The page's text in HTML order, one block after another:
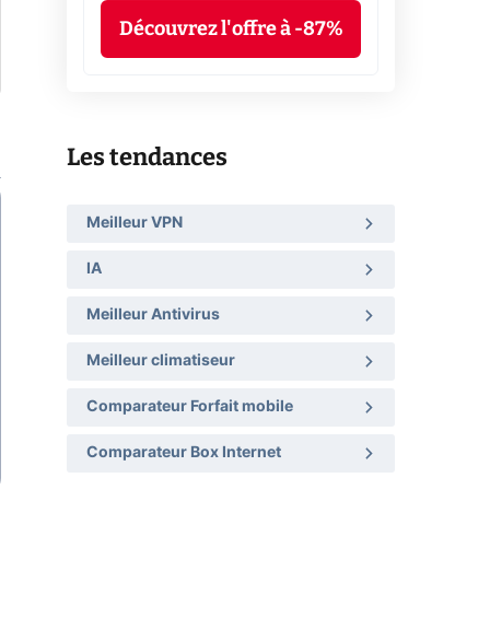
Découvrez l'offre à -87%
Les tendances
Meilleur VPN
IA
Meilleur Antivirus
Meilleur climatiseur
Comparateur Forfait mobile
Comparateur Box Internet